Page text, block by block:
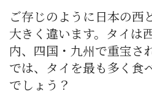
ご存じのように日本の西
大きく違います。タイは
内、四国・九州で重宝さ
では、タイを最も多く食
でしょう？